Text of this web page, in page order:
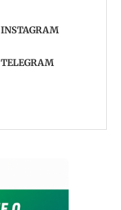
INSTAGRAM
TELEGRAM